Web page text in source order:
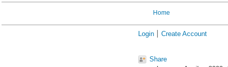
Home
Login Create Account
Share